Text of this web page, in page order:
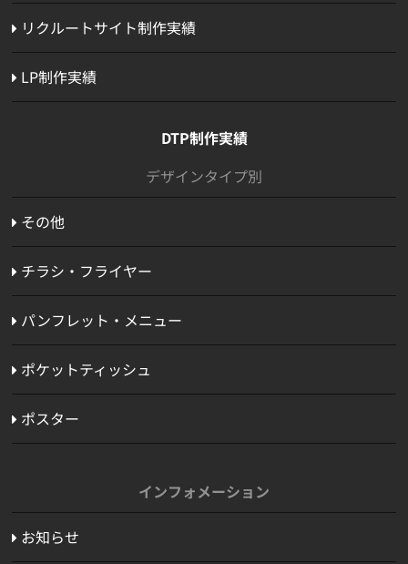
リクルートサイト制作実績
LP制作実績
DTP制作実績
デザインタイプ別
その他
チラシ・フライヤー
パンフレット・メニュー
ポケットティッシュ
ポスター
インフォメーション
お知らせ